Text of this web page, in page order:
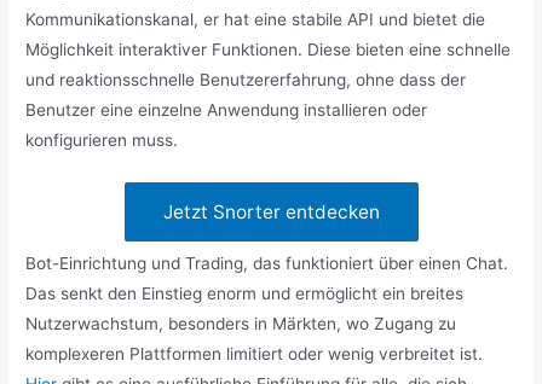
Kommunikationskanal, er hat eine stabile API und bietet die
Möglichkeit interaktiver Funktionen. Diese bieten eine schnelle
und reaktionsschnelle Benutzererfahrung, ohne dass der
Benutzer eine einzelne Anwendung installieren oder
konfigurieren muss.
Jetzt Snorter entdecken
Bot-Einrichtung und Trading, das funktioniert über einen Chat.
Das senkt den Einstieg enorm und ermöglicht ein breites
Nutzerwachstum, besonders in Märkten, wo Zugang zu
komplexeren Plattformen limitiert oder wenig verbreitet ist.